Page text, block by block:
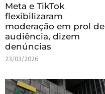
Meta e TikTok
flexibilizaram
moderação em prol de
audiência, dizem
denúncias
23/03/2026